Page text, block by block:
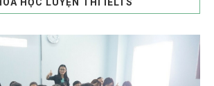
HỌC LUYỆN THI IELTS